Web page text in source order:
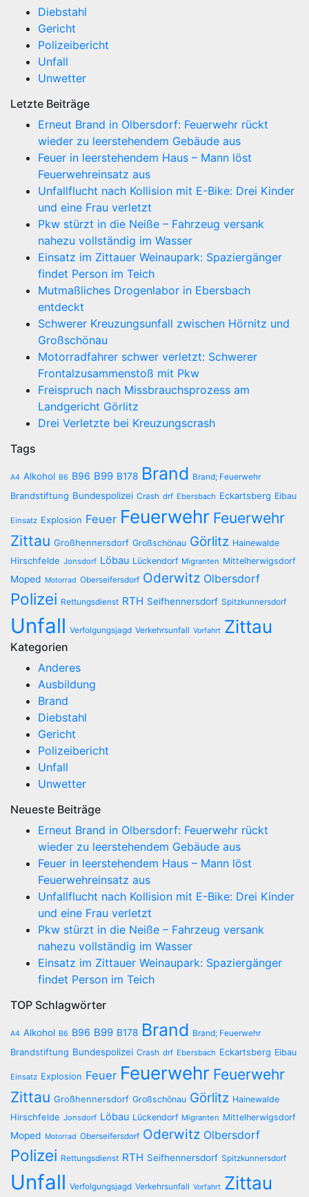
Diebstahl
Gericht
Polizeibericht
Unfall
Unwetter
Letzte Beiträge
Erneut Brand in Olbersdorf: Feuerwehr rückt
wieder zu leerstehendem Gebäude aus
Feuer in leerstehendem Haus – Mann löst
Feuerwehreinsatz aus
Unfallflucht nach Kollision mit E-Bike: Drei Kinder
und eine Frau verletzt
Pkw stürzt in die Neiße – Fahrzeug versank
nahezu vollständig im Wasser
Einsatz im Zittauer Weinaupark: Spaziergänger
findet Person im Teich
Mutmaßliches Drogenlabor in Ebersbach
entdeckt
Schwerer Kreuzungsunfall zwischen Hörnitz und
Großschönau
Motorradfahrer schwer verletzt: Schwerer
Frontalzusammenstoß mit Pkw
Freispruch nach Missbrauchsprozess am
Landgericht Görlitz
Drei Verletzte bei Kreuzungscrash
Tags
A4 Alkohol B6 B96 B99 B178 Brand Brand; Feuerwehr
Brandstiftung Bundespolizei Crash drf Ebersbach Eckartsberg Eibau
Einsatz Explosion Feuer Feuerwehr Feuerwehr
Zittau Großhennersdorf Großschönau Görlitz Hainewalde
Hirschfelde Jonsdorf Löbau Lückendorf Migranten Mittelherwigsdorf
Moped Motorrad Oberseifersdorf Oderwitz Olbersdorf
Polizei Rettungsdienst RTH Seifhennersdorf Spitzkunnersdorf
Unfall Verfolgungsjagd Verkehrsunfall Vorfahrt Zittau
Kategorien
Anderes
Ausbildung
Brand
Diebstahl
Gericht
Polizeibericht
Unfall
Unwetter
Neueste Beiträge
Erneut Brand in Olbersdorf: Feuerwehr rückt
wieder zu leerstehendem Gebäude aus
Feuer in leerstehendem Haus – Mann löst
Feuerwehreinsatz aus
Unfallflucht nach Kollision mit E-Bike: Drei Kinder
und eine Frau verletzt
Pkw stürzt in die Neiße – Fahrzeug versank
nahezu vollständig im Wasser
Einsatz im Zittauer Weinaupark: Spaziergänger
findet Person im Teich
TOP Schlagwörter
A4 Alkohol B6 B96 B99 B178 Brand Brand; Feuerwehr
Brandstiftung Bundespolizei Crash drf Ebersbach Eckartsberg Eibau
Einsatz Explosion Feuer Feuerwehr Feuerwehr
Zittau Großhennersdorf Großschönau Görlitz Hainewalde
Hirschfelde Jonsdorf Löbau Lückendorf Migranten Mittelherwigsdorf
Moped Motorrad Oberseifersdorf Oderwitz Olbersdorf
Polizei Rettungsdienst RTH Seifhennersdorf Spitzkunnersdorf
Unfall Verfolgungsjagd Verkehrsunfall Vorfahrt Zittau